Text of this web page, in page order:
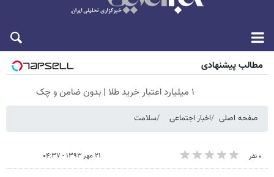
مطالب پیشنهادی
۱ میلیارد اعتبار خرید طلا | بدون ضامن و چک
صفحه اصلی اخبار اجتماعی سلامت
۰ نفر ۲۱ مهر ۱۳۹۳ - ۰۴:۳۷